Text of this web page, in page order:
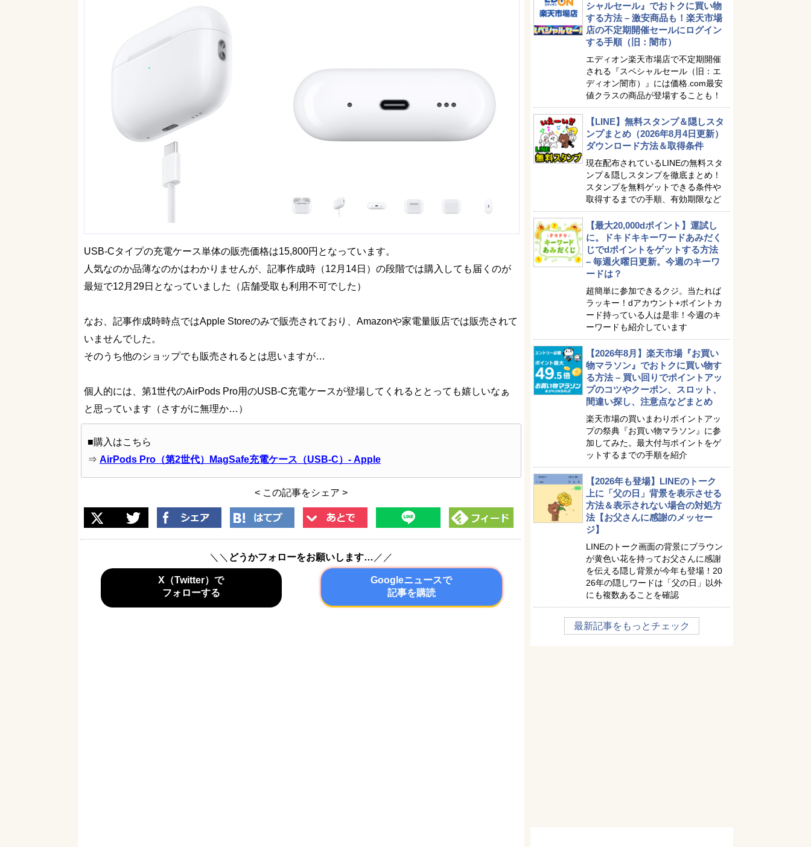
USB-Cタイプの充電ケース単体の販売価格は15,800円となっています。
人気なのか品薄なのかはわかりませんが、記事作成時（12月14日）の段階では購入しても届くのが
最短で12月29日となっていました（店舗受取も利用不可でした）
なお、記事作成時時点ではApple Storeのみで販売されており、Amazonや家電量販店では販売されて
いませんでした。
そのうち他のショップでも販売されるとは思いますが…
個人的には、第1世代のAirPods Pro用のUSB-C充電ケースが登場してくれるととっても嬉しいなぁ
と思っています（さすがに無理か…）
■購入はこちら
⇒ AirPods Pro（第2世代）MagSafe充電ケース（USB-C）- Apple
< この記事をシェア >
＼＼ どうかフォローをお願いします… ／／
X（Twitter）で
フォローする
Googleニュースで
記事を購読
シャルセール』でおトクに買い物
する方法 – 激安商品も！楽天市場
店の不定期開催セールにログイン
する手順（旧：闇市）
エディオン楽天市場店で不定期開催
される『スペシャルセール（旧：エ
ディオン闇市）』には価格.com最安
値クラスの商品が登場することも！
【LINE】無料スタンプ＆隠しスタ
ンプまとめ（2026年8月4日更新）
ダウンロード方法＆取得条件
現在配布されているLINEの無料スタ
ンプ＆隠しスタンプを徹底まとめ！
スタンプを無料ゲットできる条件や
取得するまでの手順、有効期限など
【最大20,000dポイント】運試し
に。ドキドキキーワードあみだく
じでdポイントをゲットする方法
– 毎週火曜日更新。今週のキーワ
ードは？
超簡単に参加できるクジ。当たれば
ラッキー！dアカウント+ポイントカ
ード持っている人は是非！今週のキ
ーワードも紹介しています
【2026年8月】楽天市場『お買い
物マラソン』でおトクに買い物す
る方法 – 買い回りでポイントアッ
プのコツやクーポン、スロット、
間違い探し、注意点などまとめ
楽天市場の買いまわりポイントアッ
プの祭典『お買い物マラソン』に参
加してみた。最大付与ポイントをゲ
ットするまでの手順を紹介
【2026年も登場】LINEのトーク
上に「父の日」背景を表示させる
方法＆表示されない場合の対処方
法【お父さんに感謝のメッセー
ジ】
LINEのトーク画面の背景にブラウン
が黄色い花を持ってお父さんに感謝
を伝える隠し背景が今年も登場！20
26年の隠しワードは「父の日」以外
にも複数あることを確認
最新記事をもっとチェック